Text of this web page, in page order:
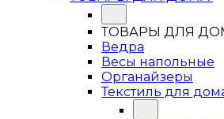
ТОВАРЫ ДЛЯ
Ведра
Весы напольные
Органайзеры
Текстиль для